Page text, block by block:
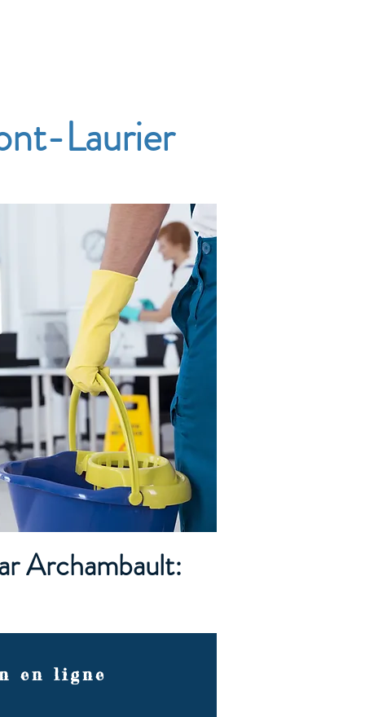
Laurier
Archambault:
en ligne